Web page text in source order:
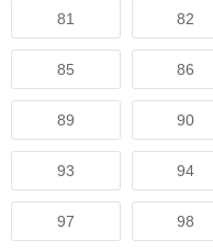
81 82
85 86
89 90
93 94
97 98